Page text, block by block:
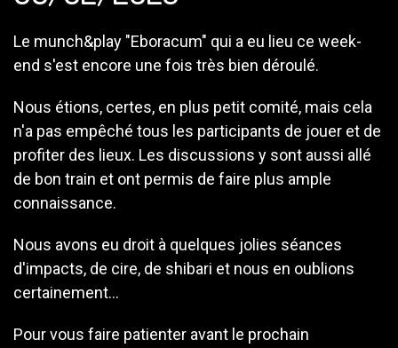
Le munch&play "Eboracum" qui a eu lieu ce week-
end s'est encore une fois très bien déroulé.
Nous étions, certes, en plus petit comité, mais cela
n'a pas empêché tous les participants de jouer et de
profiter des lieux. Les discussions y sont aussi allé
de bon train et ont permis de faire plus ample
connaissance.
Nous avons eu droit à quelques jolies séances
d'impacts, de cire, de shibari et nous en oublions
certainement...
Pour vous faire patienter avant le prochain